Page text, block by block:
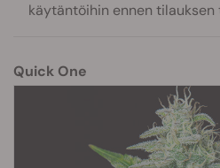
käytäntöihin ennen tilauksen
Quick One